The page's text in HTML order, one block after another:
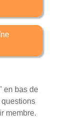
en bas de
questions
membre.